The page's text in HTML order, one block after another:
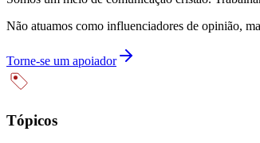
Não atuamos como influenciadores de opinião,
Torne-se um apoiador
Tópicos